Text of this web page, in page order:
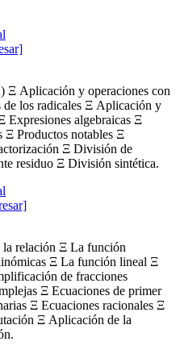
Ξ Aplicación y operaciones con
de los radicales Ξ Aplicación y
Expresiones algebraicas Ξ
Ξ Productos notables Ξ
Ξ División de
residuo Ξ División sintética.
relación Ξ La función
Ξ La función lineal Ξ
de fracciones
Ξ Ecuaciones de primer
Ξ Ecuaciones racionales Ξ
Ξ Aplicación de la